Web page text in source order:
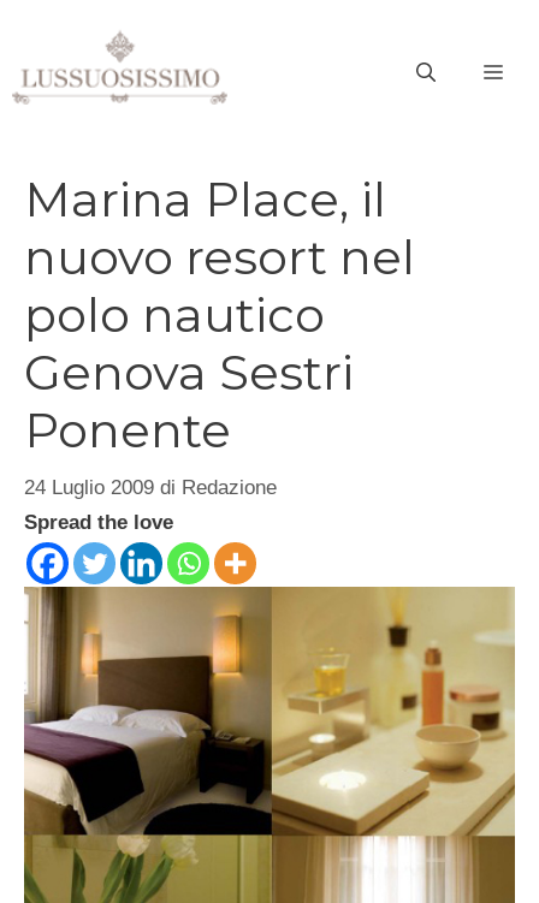
contenuto
Marina Place, il
nuovo resort nel
polo nautico
Genova Sestri
Ponente
24 Luglio 2009 di Redazione
Spread the love